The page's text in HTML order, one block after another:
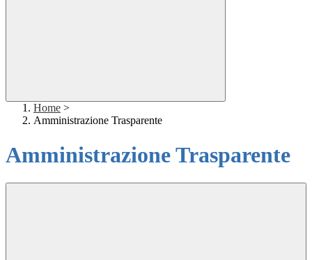
Home >
Amministrazione Trasparente
Amministrazione Trasparente